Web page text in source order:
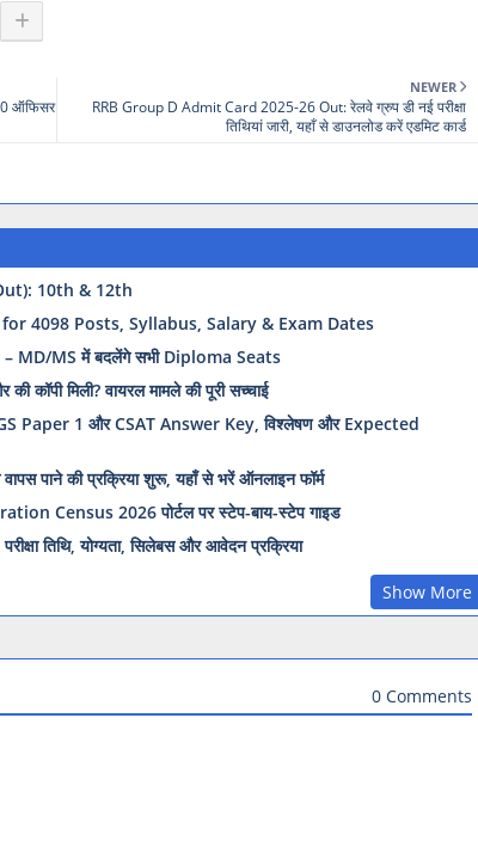
NEWER
RRB Group D Admit Card 2025-26 Out: रेलवे ग्रुप डी नई परीक्षा
तिथियां जारी, यहाँ से डाउनलोड करें एडमिट कार्ड
ऑफिसर
10th & 12th
4098 Posts, Syllabus, Salary & Exam Dates
MD/MS में बदलेंगे सभी Diploma Seats
कॉपी मिली? वायरल मामले की पूरी सच्चाई
Paper 1 और CSAT Answer Key, विश्लेषण और Expected
पाने की प्रक्रिया शुरू, यहाँ से भरें ऑनलाइन फॉर्म
Census 2026 पोर्टल पर स्टेप-बाय-स्टेप गाइड
तिथि, योग्यता, सिलेबस और आवेदन प्रक्रिया
Show More
0 Comments